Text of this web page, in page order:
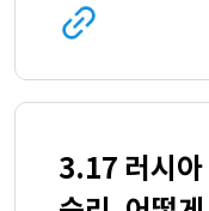
관련
사이트로
이동
(새
3.17 러시아